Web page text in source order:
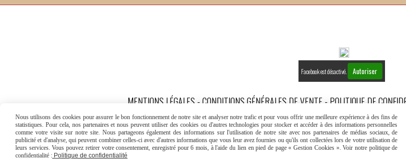
Facebook est désactivé. Autoriser
MENTIONS LÉGALES CONDITIONS GÉNÉRALES DE VENTE POLITIQUE DE
Nous utilisons des cookies pour assurer le bon fonctionnement de notre site et analyser notre trafic et pour vous offrir une meilleure expérience à des fins de
statistiques. Pour cela, nos partenaires et nous peuvent utiliser des cookies ou d'autres technologies pour stocker et accéder à des informations personnelles
comme votre visite sur notre site. Nous partageons également des informations sur l'utilisation de notre site avec nos partenaires de médias sociaux, de
publicité et d'analyse, qui peuvent combiner celles-ci avec d'autres informations que vous leur avez fournies ou qu'ils ont collectées lors de votre utilisation de
leurs services. Vous pouvez retirer votre consentement, enregistré pour 6 mois, à l'aide du lien en pied de page « Gestion Cookies ». Voir notre politique de
confidentialité : Politique de confidentialité